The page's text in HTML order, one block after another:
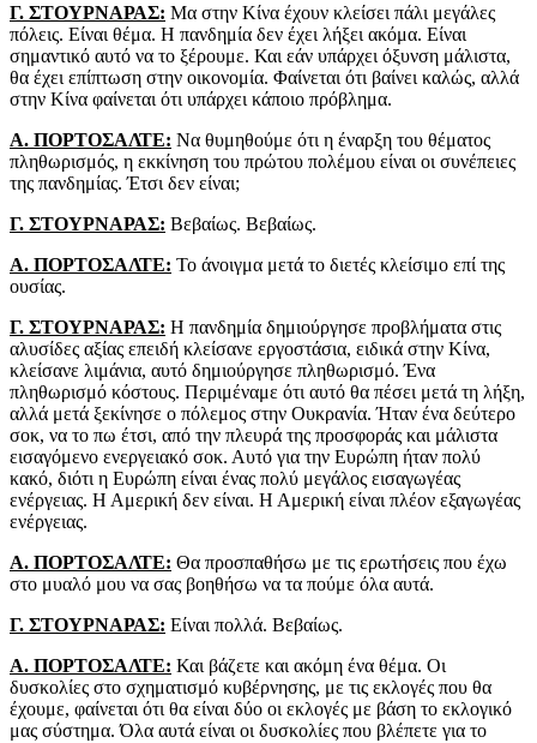
Γ. ΣΤΟΥΡΝΑΡΑΣ: Μα στην Κίνα έχουν κλείσει πάλι μεγάλες
πόλεις. Είναι θέμα. Η πανδημία δεν έχει λήξει ακόμα. Είναι
σημαντικό αυτό να το ξέρουμε. Και εάν υπάρχει όξυνση μάλιστα,
θα έχει επίπτωση στην οικονομία. Φαίνεται ότι βαίνει καλώς, αλλά
στην Κίνα φαίνεται ότι υπάρχει κάποιο πρόβλημα.
Α. ΠΟΡΤΟΣΑΛΤΕ: Να θυμηθούμε ότι η έναρξη του θέματος
πληθωρισμός, η εκκίνηση του πρώτου πολέμου είναι οι συνέπειες
της πανδημίας. Έτσι δεν είναι;
Γ. ΣΤΟΥΡΝΑΡΑΣ: Βεβαίως. Βεβαίως.
Α. ΠΟΡΤΟΣΑΛΤΕ: Το άνοιγμα μετά το διετές κλείσιμο επί της
ουσίας.
Γ. ΣΤΟΥΡΝΑΡΑΣ: Η πανδημία δημιούργησε προβλήματα στις
αλυσίδες αξίας επειδή κλείσανε εργοστάσια, ειδικά στην Κίνα,
κλείσανε λιμάνια, αυτό δημιούργησε πληθωρισμό. Ένα
πληθωρισμό κόστους. Περιμέναμε ότι αυτό θα πέσει μετά τη λήξη,
αλλά μετά ξεκίνησε ο πόλεμος στην Ουκρανία. Ήταν ένα δεύτερο
σοκ, να το πω έτσι, από την πλευρά της προσφοράς και μάλιστα
εισαγόμενο ενεργειακό σοκ. Αυτό για την Ευρώπη ήταν πολύ
κακό, διότι η Ευρώπη είναι ένας πολύ μεγάλος εισαγωγέας
ενέργειας. Η Αμερική δεν είναι. Η Αμερική είναι πλέον εξαγωγέας
ενέργειας.
Α. ΠΟΡΤΟΣΑΛΤΕ: Θα προσπαθήσω με τις ερωτήσεις που έχω
στο μυαλό μου να σας βοηθήσω να τα πούμε όλα αυτά.
Γ. ΣΤΟΥΡΝΑΡΑΣ: Είναι πολλά. Βεβαίως.
Α. ΠΟΡΤΟΣΑΛΤΕ: Και βάζετε και ακόμη ένα θέμα. Οι
δυσκολίες στο σχηματισμό κυβέρνησης, με τις εκλογές που θα
έχουμε, φαίνεται ότι θα είναι δύο οι εκλογές με βάση το εκλογικό
μας σύστημα. Όλα αυτά είναι οι δυσκολίες που βλέπετε για το